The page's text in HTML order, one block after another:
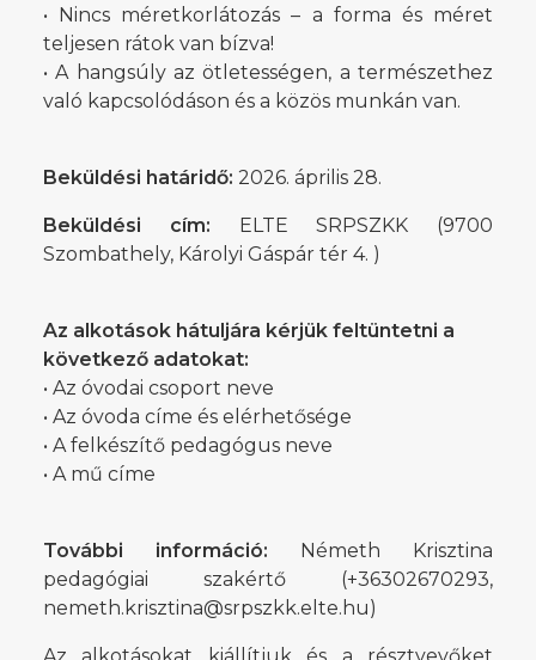
• Nincs méretkorlátozás – a forma és méret
teljesen rátok van bízva!
• A hangsúly az ötletességen, a természethez
való kapcsolódáson és a közös munkán van.
Beküldési határidő: 2026. április 28.
Beküldési cím: ELTE SRPSZKK (9700
Szombathely, Károlyi Gáspár tér 4. )
Az alkotások hátuljára kérjük feltüntetni a
következő adatokat:
• Az óvodai csoport neve
• Az óvoda címe és elérhetősége
• A felkészítő pedagógus neve
• A mű címe
További információ: Németh Krisztina
pedagógiai szakértő (+36302670293,
nemeth.krisztina@srpszkk.elte.hu)